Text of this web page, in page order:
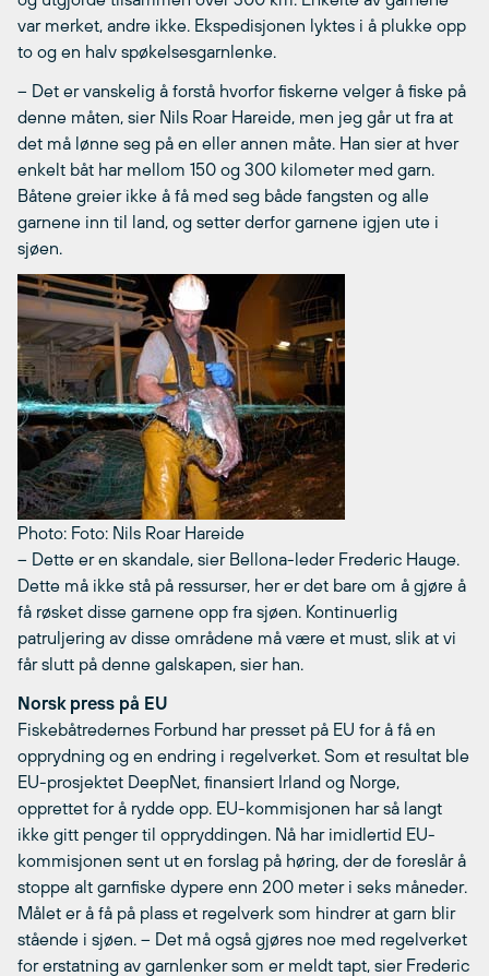
var merket, andre ikke. Ekspedisjonen lyktes i å plukke opp
to og en halv spøkelsesgarnlenke.
– Det er vanskelig å forstå hvorfor fiskerne velger å fiske på
denne måten, sier Nils Roar Hareide, men jeg går ut fra at
det må lønne seg på en eller annen måte. Han sier at hver
enkelt båt har mellom 150 og 300 kilometer med garn.
Båtene greier ikke å få med seg både fangsten og alle
garnene inn til land, og setter derfor garnene igjen ute i
sjøen.
Photo: Foto: Nils Roar Hareide
– Dette er en skandale, sier Bellona-leder Frederic Hauge.
Dette må ikke stå på ressurser, her er det bare om å gjøre å
få røsket disse garnene opp fra sjøen. Kontinuerlig
patruljering av disse områdene må være et must, slik at vi
får slutt på denne galskapen, sier han.
Norsk press på EU
Fiskebåtredernes Forbund har presset på EU for å få en
opprydning og en endring i regelverket. Som et resultat ble
EU-prosjektet DeepNet, finansiert Irland og Norge,
opprettet for å rydde opp. EU-kommisjonen har så langt
ikke gitt penger til oppryddingen. Nå har imidlertid EU-
kommisjonen sent ut en forslag på høring, der de foreslår å
stoppe alt garnfiske dypere enn 200 meter i seks måneder.
Målet er å få på plass et regelverk som hindrer at garn blir
stående i sjøen. – Det må også gjøres noe med regelverket
for erstatning av garnlenker som er meldt tapt, sier Frederic